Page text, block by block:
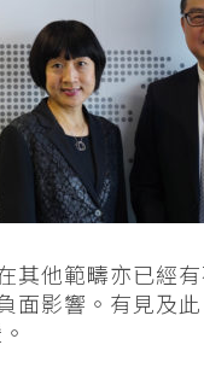
其他範疇亦已經
面影響。有見及